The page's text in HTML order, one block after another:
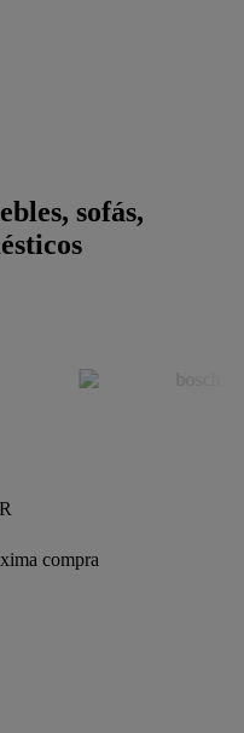
sofás,
compra